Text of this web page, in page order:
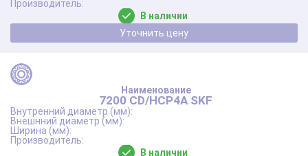
В наличии
Уточнить цену
7200 CD/HCP4A SKF
В наличии